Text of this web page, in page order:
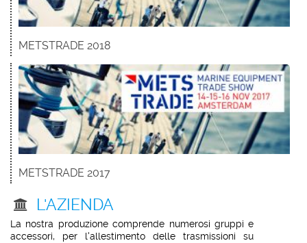
METSTRADE 2018
METSTRADE 2017
L'AZIENDA
La nostra produzione comprende numerosi gruppi e
accessori, per l'allestimento delle trasmissioni su